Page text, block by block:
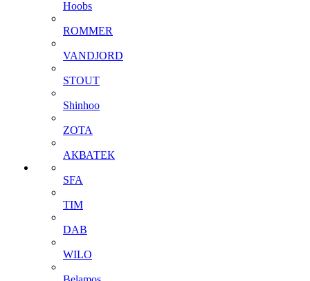
Hoobs
ROMMER
VANDJORD
STOUT
Shinhoo
ZOTA
АКВАТЕК
SFA
TIM
DAB
WILO